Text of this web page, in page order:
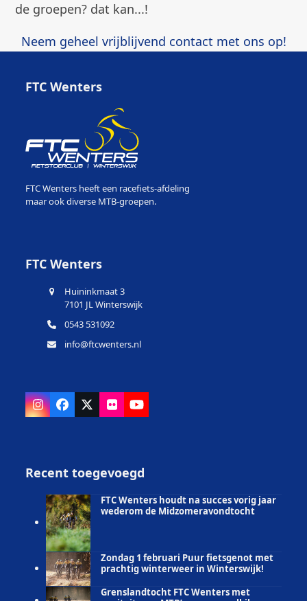
de groepen? dat kan...!
Neem geheel vrijblijvend contact met ons op!
FTC Wenters
FTC Wenters heeft een racefiets-afdeling
maar ook diverse MTB-groepen.
FTC Wenters
Huininkmaat 3
7101 JL Winterswijk
0543 531092
info@ftcwenters.nl
Instagram
Facebook
X FlickrYouTube
Recent toegevoegd
FTC Wenters houdt na succes vorig jaar
wederom de Midzomeravondtocht
Zondag 1 februari Puur fietsgenot met
prachtig winterweer in Winterswijk!
Grenslandtocht FTC Wenters met